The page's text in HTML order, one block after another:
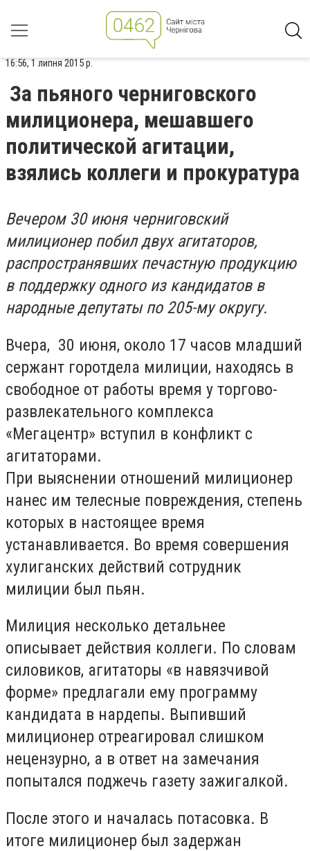
16:56, 1 липня 2015 р.
За пьяного черниговского
милиционера, мешавшего
политической агитации,
взялись коллеги и прокуратура
Вечером 30 июня черниговский
милиционер побил двух агитаторов,
распространявших печастную продукцию
в поддержку одного из кандидатов в
народные депутаты по 205-му округу.
Вчера, 30 июня, около 17 часов младший
сержант горотдела милиции, находясь в
свободное от работы время у торгово-
развлекательного комплекса
«Мегацентр» вступил в конфликт с
агитаторами.
При выяснении отношений милиционер
нанес им телесные повреждения, степень
которых в настоящее время
устанавливается. Во время совершения
хулиганских действий сотрудник
милиции был пьян.
Милиция несколько детальнее
описывает действия коллеги. По словам
силовиков, агитаторы «в навязчивой
форме» предлагали ему программу
кандидата в нардепы. Выпивший
милиционер отреагировал слишком
нецензурно, а в ответ на замечания
попытался поджечь газету зажигалкой.
После этого и началась потасовка. В
итоге милиционер был задержан